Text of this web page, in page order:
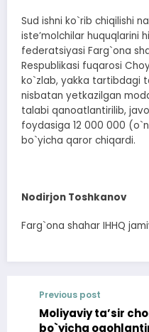
Sud ishni ko`rib chiqilishi
isteʼmolchilar huquqlarini
federatsiyasi Farg`ona
Respublikasi fuqarosi
ko`zlab, yakka tartibdagi
nisbatan yetkazilgan
talabi qanoatlantirilib,
foydasiga 12 000 000
bo`yicha qaror chiqardi.
Nodirjon Toshkanov
Farg`ona shahar IHHQ
Previous post
Moliyaviy taʼsir
bo`yicha